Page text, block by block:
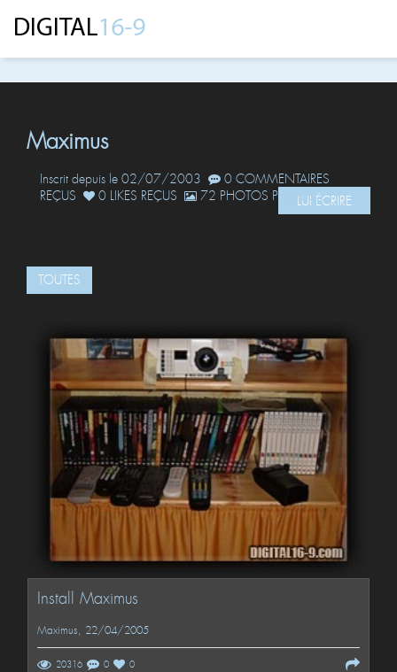
Maximus
Inscrit depuis le 02/07/2003
0 COMMENTAIRES
REÇUS
0 LIKES REÇUS 72 PHOTOS POSTÉESLUI ÉCRIRE
TOUTES
Install Maximus
Maximus, 22/04/2005
20316 0 0